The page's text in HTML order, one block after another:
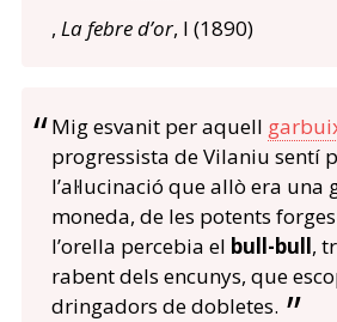
, La febre d’or, I (1890)
Mig esvanit per aquell
progressista de Vilaniu sentí
l’al·lucinació que allò era
moneda, de les potents
l’orella percebia el bull-bull,
rabent dels encunys, que
dringadors de dobletes.